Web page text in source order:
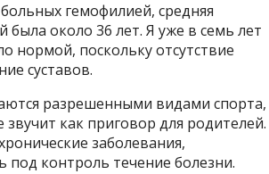
гемофилией, средняя
около 36 лет. Я уже в семь лет
нормой, поскольку отсутствие
суставов.
разрешенными видами спорта,
как приговор для родителей.
заболевания,
под контроль течение болезни.